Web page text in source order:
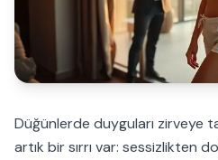
Düğünlerde duyguları zirveye
artık bir sırrı var: sessizlikten